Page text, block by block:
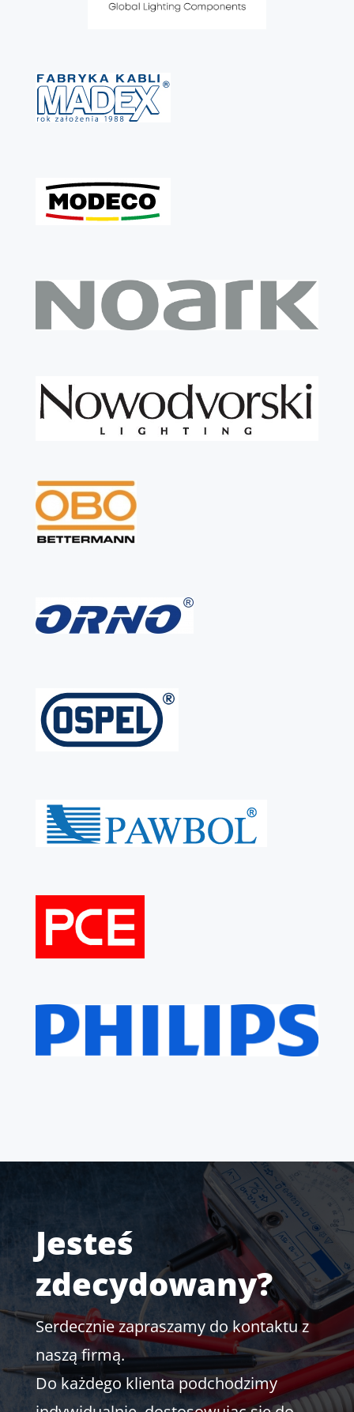
Jesteś
zdecydowany?
Serdecznie zapraszamy do kontaktu z
naszą firmą.
Do każdego klienta podchodzimy